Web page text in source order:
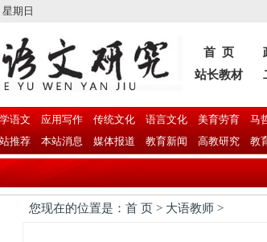
期日
首 页
站长教材
语文 应用写作 传统文化 语言文化 美育劳育 马
推荐
本站消息 媒体报道 教育新闻 高教研究 教
您现在的位置是：首 页 > 大语教师 >